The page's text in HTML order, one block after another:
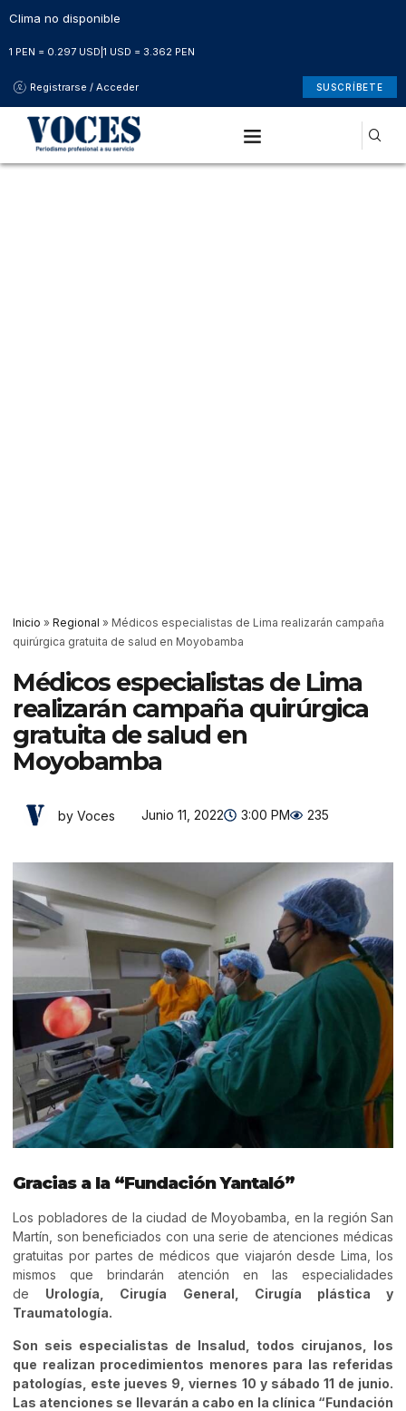
Clima no disponible
1 PEN = 0.297 USD 1 USD = 3.362 PEN
Registrarse / Acceder SUSCRÍBETE
Inicio » Regional » Médicos especialistas de Lima realizarán campaña
quirúrgica gratuita de salud en Moyobamba
Médicos especialistas de Lima
realizarán campaña quirúrgica
gratuita de salud en
Moyobamba
by Voces Junio 11, 2022 3:00 PM 235
Gracias a la “Fundación Yantaló”
Los pobladores de la ciudad de Moyobamba, en la región San
Martín, son beneficiados con una serie de atenciones médicas
gratuitas por partes de médicos que viajarón desde Lima, los
mismos que brindarán atención en las especialidades
de Urología, Cirugía General, Cirugía plástica y
Traumatología.
Son seis especialistas de Insalud, todos cirujanos, los
que realizan procedimientos menores para las referidas
patologías, este jueves 9, viernes 10 y sábado 11 de junio.
Las atenciones se llevarán a cabo en la clínica “Fundación